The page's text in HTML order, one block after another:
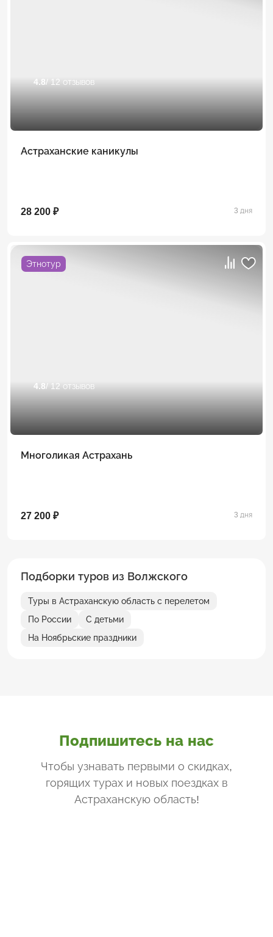
4.8/ 12 отзывов
Астраханские каникулы
28 200 ₽ 3 дня
Этнотур
4.8/ 12 отзывов
Многоликая Астрахань
27 200 ₽ 3 дня
Подборки туров из Волжского
Туры в Астраханскую область с перелетом
По России
С детьми
На Ноябрьские праздники
Подпишитесь на нас
Чтобы узнавать первыми о скидках,
горящих турах и новых поездкахв
Астраханскую область!